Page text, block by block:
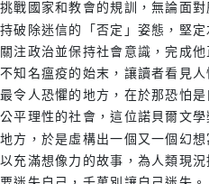
挑戰國家和教會的規訓，無論面
持破除迷信的「否定」姿態，堅
關注政治並保持社會意識，完成
不知名瘟疫的始末，讓讀者看見
最令人恐懼的地方，在於那恐怕
公平理性的社會，這位諾貝爾文
地方，於是虛構出一個又一個幻
以充滿想像力的故事，為人類現